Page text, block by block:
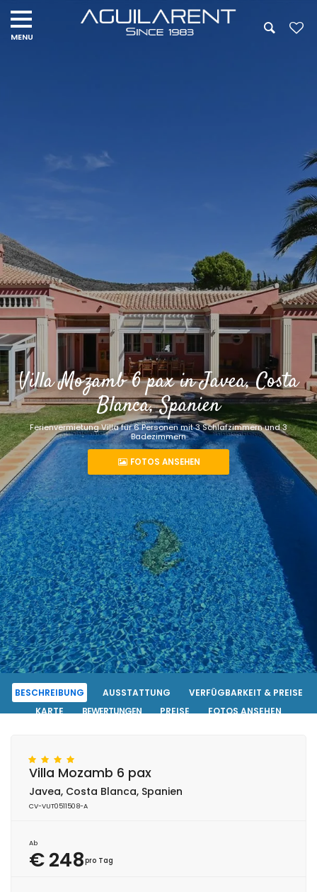
Villa Mozamb 6 pax in Javea, Costa
Blanca, Spanien
Ferienvermietung Villa für 6 Personen mit 3 Schlafzimmern und 3
Badezimmern
FOTOS ANSEHEN
BESCHREIBUNG AUSSTATTUNG
VERFÜGBARKEIT & PREISE
KARTE
BEWERTUNGEN PREISE
FOTOS ANSEHEN
Villa Mozamb 6 pax
Javea, Costa Blanca, Spanien
CV-VUT0511508-A
Ab
€ 248pro Tag